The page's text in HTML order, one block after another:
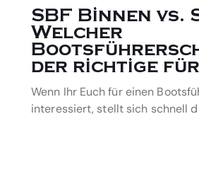
SBF Binnen vs.
Welcher
der richtige für
Wenn Ihr Euch für einen
interessiert, stellt sich schnell